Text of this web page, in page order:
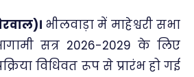
भीलवाड़ा में माहेश्वरी सभा
सत्र 2026-2029 के लिए
विधिवत रूप से प्रारंभ हो गई